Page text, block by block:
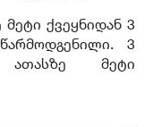
ქვეყნიდან 3
3
მეტი